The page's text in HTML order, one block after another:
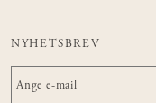
NYHETSBREV